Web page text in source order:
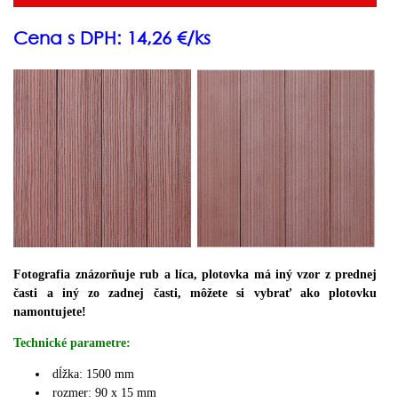
Cena s DPH: 14,26 €/ks
Fotografia znázorňuje rub a líca, plotovka má iný vzor z prednej
časti a iný zo zadnej časti, môžete si vybrať ako plotovku
namontujete!
Technické parametre:
dĺžka: 1500 mm
rozmer: 90 x 15 mm